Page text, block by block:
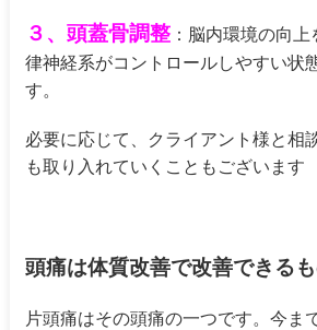
３、頭蓋骨調整 ：脳内環境の向
律神経系がコントロールしやすい状
す。
必要に応じて、クライアント様と相
も取り入れていくこともございます
頭痛は体質改善で改善できる
片頭痛はその頭痛の一つです。今ま